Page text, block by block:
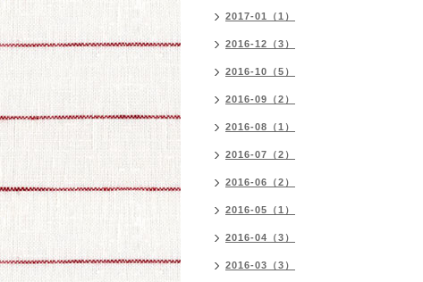
2017-01（1）
2016-12（3）
2016-10（5）
2016-09（2）
2016-08（1）
2016-07（2）
2016-06（2）
2016-05（1）
2016-04（3）
2016-03（3）